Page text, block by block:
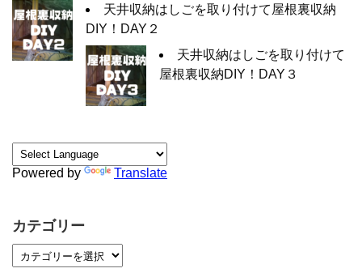
天井収納はしごを取り付けて屋根裏収納
DIY！DAY２
天井収納はしごを取り付けて
屋根裏収納DIY！DAY３
Powered by Translate
カテゴリー